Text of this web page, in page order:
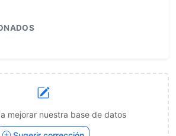
mejorar nuestra base de datos